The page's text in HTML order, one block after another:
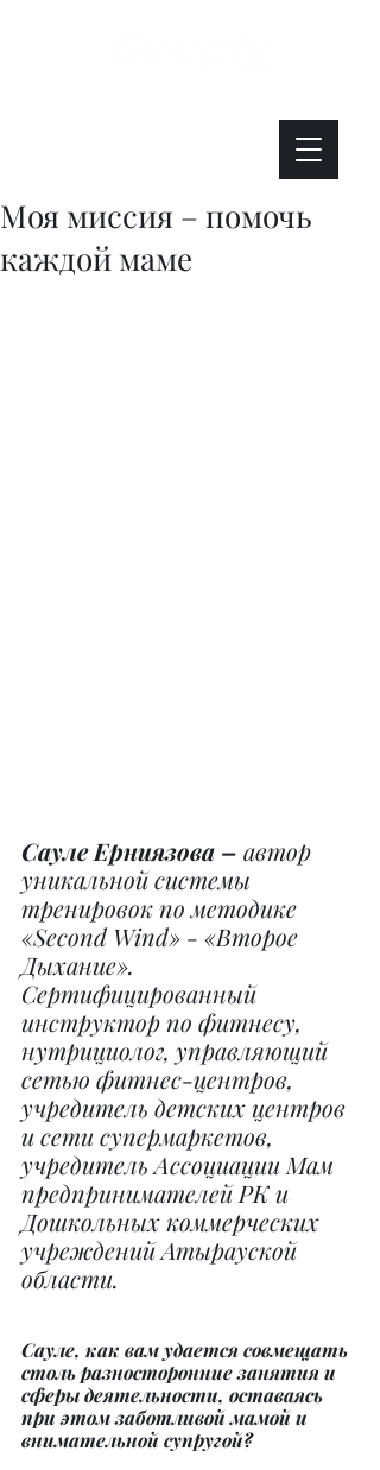
Моя миссия – помочь
каждой маме
Сауле Ерниязова – автор
уникальной системы
тренировок по методике
«Second Wind» - «Второе
Дыхание».
Сертифицированный
инструктор по фитнесу,
нутрициолог, управляющий
сетью фитнес-центров,
учредитель детских центров
и сети супермаркетов,
учредитель Ассоциации Мам
предпринимателей РК и
Дошкольных коммерческих
учреждений Атырауской
области.
Сауле, как вам удается совмещать
столь разносторонние занятия и
сферы деятельности, оставаясь
при этом заботливой мамой и
внимательной супругой?